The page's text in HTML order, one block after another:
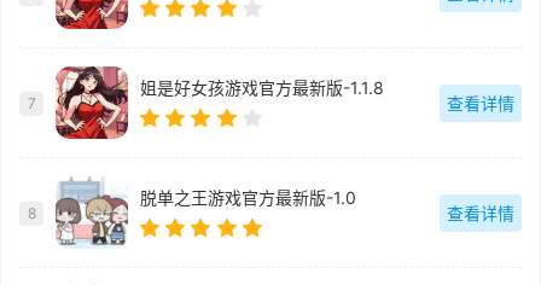
7
姐是好女孩游戏官方最新版-1.1.8
查看详情
8
脱单之王游戏官方最新版-1.0
查看详情